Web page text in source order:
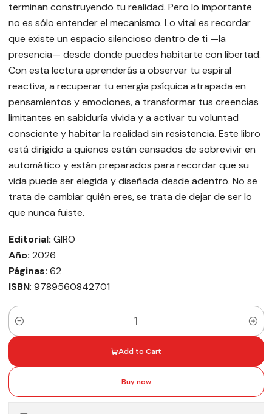
terminan construyendo tu realidad. Pero lo importante
no es sólo entender el mecanismo. Lo vital es recordar
que existe un espacio silencioso dentro de ti —la
presencia— desde donde puedes habitarte con libertad.
Con esta lectura aprenderás a observar tu espiral
reactiva, a recuperar tu energía psíquica atrapada en
pensamientos y emociones, a transformar tus creencias
limitantes en sabiduría vivida y a activar tu voluntad
consciente y habitar la realidad sin resistencia. Este libro
está dirigido a quienes están cansados de sobrevivir en
automático y están preparados para recordar que su
vida puede ser elegida y diseñada desde adentro. No se
trata de cambiar quién eres, se trata de dejar de ser lo
que nunca fuiste.
Editorial: GIRO
Año: 2026
Páginas: 62
ISBN: 9789560842701
Quantity
Add to Cart
Buy now